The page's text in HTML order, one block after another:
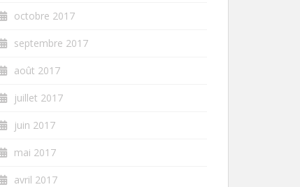
octobre 2017
septembre 2017
août 2017
juillet 2017
juin 2017
mai 2017
avril 2017